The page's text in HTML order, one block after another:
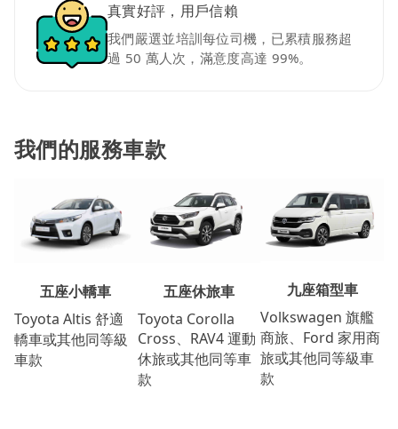
真實好評，用戶信賴
我們嚴選並培訓每位司機，已累積服務超
過 50 萬人次，滿意度高達 99%。
我們的服務車款
五座小轎車
Toyota Altis 舒適
轎車或其他同等級
車款
五座休旅車
Toyota Corolla
Cross、RAV4 運動
休旅或其他同等車
款
九座箱型車
Volkswagen 旗艦
商旅、Ford 家用商
旅或其他同等級車
款